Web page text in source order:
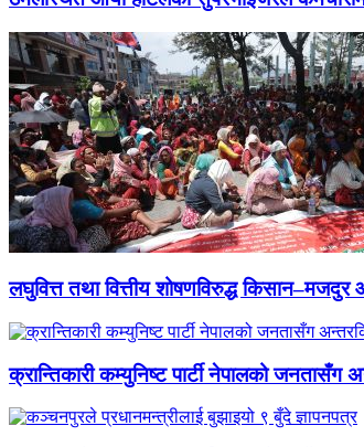
लघुवित्त तथा वित्तीय शोषणविरुद्ध
क्रान्तिकारी कम्युनिष्ट पार्टी नेपालको जनतासँग